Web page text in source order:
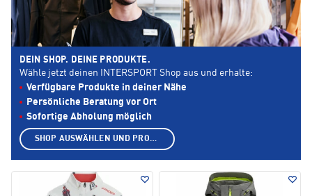
DEIN SHOP. DEINE PRODUKTE.
Wähle jetzt deinen INTERSPORT Shop aus und erhalte:
Verfügbare Produkte in deiner Nähe
Persönliche Beratung vor Ort
Sofortige Abholung möglich
SHOP AUSWÄHLEN UND PRODUKTE ANZEIGEN